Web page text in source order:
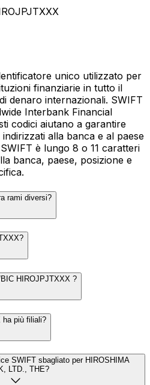
unico utilizzato per
finanziarie in tutto il
denaro internazionali. SWIFT
Interbank Financial
codici aiutano a garantire
alla banca e al paese
è lungo 8 o 11 caratteri
banca, paese, posizione e
rami diversi?
HIROJPJTXXX ?
ha più filiali?
SWIFT sbagliato per HIROSHIMA
LTD., THE?